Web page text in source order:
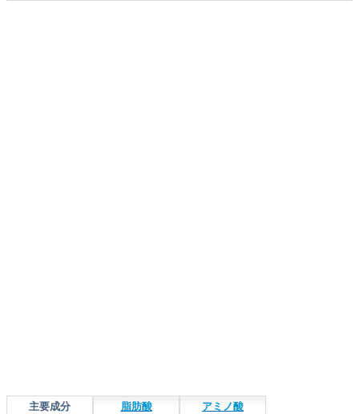
主要成分 脂肪酸 アミノ酸